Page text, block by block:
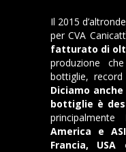
Il 2015
per CVA
fatturato di
produzione
bottiglie,
Diciamo
bottiglie è
principalmente
America e
Francia, USA